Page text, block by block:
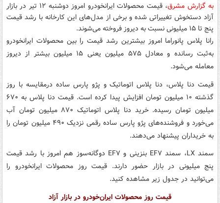
به گزارش مشرق
، قیمت محصولات ایرانخودرو امروز دوشنبه ۱۲ تیر در بازار
آزاد دستخوش تغییراتی شده و برخی از مدل‌های این کارخانه با رشد قیمت
پنج تا ۱۵ میلیونی نسبت به دیروز فروخته می‌شوند.
رانا پلاس پانوراما امروز بیشترین رشد قیمت را بین محصولات ایرانخودرو
به‌ثبت رسانده و معادل ۵۷۵ میلیون یعنی ۱۵ میلیون بیشتر از دیروز
معامله می‌شود.
قیمت دنا پلاس، دنا پلاس اتوماتیک و پژو پارس ساده درمقایسه با روز
گذشته ۱۰ میلیون تومان افزایش پیدا کرده است. قیمت دنا پلاس به ۶۷۰
میلیون تومان رسیده. خرید دنا پلاس اتوماتیک ۸۷۰ میلیون تومان آب
می‌خورد و فروشنده‌های پژو پارس ساده رقمی نزدیک ۴۹۰ میلیون تومان را
به خریداران پیشنهاد می‌دهند.
سمند LX، سمند EF۷ بنزینی و EF۷ دوگانه‌سوز هم امروز با رشد قیمت
پنج میلیونی در بازار حضور دارند. قیمت روز محصولات ایرانخودرو را
می‌توانید در جدول زیر مشاهده کنید.
قیمت روز محصولات ایران‌خودرو در بازار آزاد